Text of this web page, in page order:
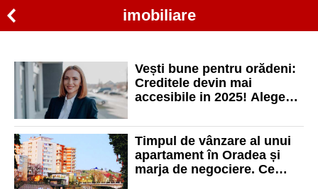
imobiliare
Vești bune pentru orădeni:
Creditele devin mai
accesibile in 2025! Alege
Timpul de vânzare al unui
apartament în Oradea și
marja de negociere. Ce